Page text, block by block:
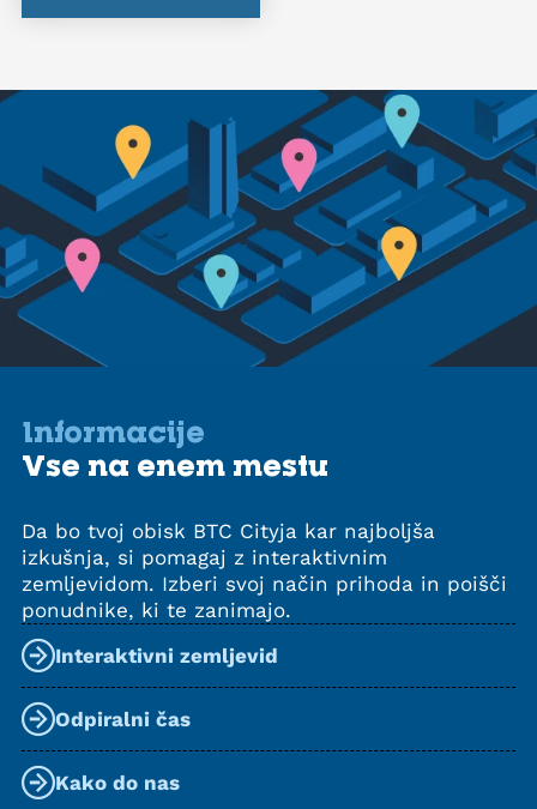
Informacije
Vse na enem mestu
Da bo tvoj obisk BTC Cityja kar najboljša
izkušnja, si pomagaj z interaktivnim
zemljevidom. Izberi svoj način prihoda in poišči
ponudnike, ki te zanimajo.
Interaktivni zemljevid
Odpiralni čas
Kako do nas